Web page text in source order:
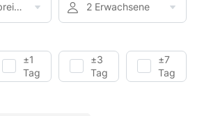
An- und Abreise* 2 Erwachsene
±1
Tag
±3
Tage
±7
Tage